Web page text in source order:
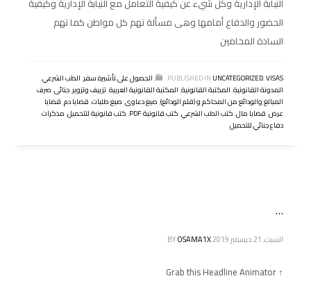
الحضور والدفاع أمامها وهى مسألة تهم كل مواطن كما تهم
السادة المحامين
PUBLISHED IN UNCATEGORIZED,VISAS
,الحصول على تأشيرة سفر,الطب الشرعي,
المدونة القانونية,المكتبة القانونية,المكتبة القانونية العربية,تزييف وتزوير,جنائى,صرف
المبالغ والودائع من المحاكم و (قلم الودائع),صيغ دعاوى,صيغ طلبات,قضايا دم,قضايا
عرض,قضايا مال,كتب الطب الشرعي,كتب قانونية PDF ,كتب قانونية للتحميل,مذكرات
دفاع جنائي للتحميل
…
السبت, 21 ديسمبر 2019 BYOSAMA1X
↑ Grab this Headline Animator